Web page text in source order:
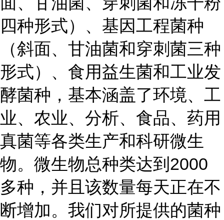
四种形式）、基因工程菌种
（斜面、甘油菌和穿刺菌三种
形式）、食用益生菌和工业发
酵菌种，基本涵盖了环境、工
业、农业、分析、食品、药用
真菌等各类生产和科研微生
物。微生物总种类达到2000
多种，并且该数量每天正在不
断增加。我们对所提供的菌种